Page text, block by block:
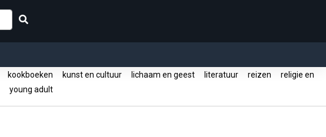
kookboeken kunst en cultuur lichaam en geest literatuur reizen
religie en
young adult